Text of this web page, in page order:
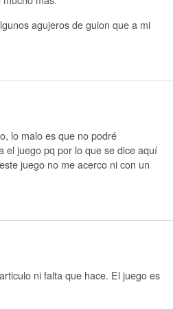
agujeros de guion que a mi
lo malo es que no podré
el juego pq por lo que se dice aquí
juego no me acerco ni con un
ni falta que hace. El juego es